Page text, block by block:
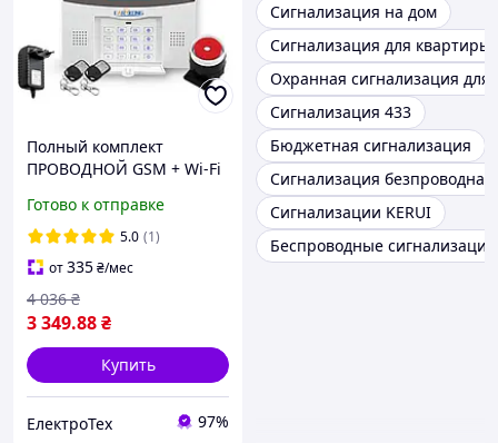
Полный комплект
ПРОВОДНОЙ GSM + Wi-Fi
PG500 / B2G / GSM30А
(комплект 10)
Готово к отправке
5.0 (1)
от335₴/мес
3 349.88₴
4 036 ₴
Купить
ЕлектроТех 97%
Сигнализация на дом
Сигнализация для квартиры
Охранная сигнализация для
Сигнализация 433
Бюджетная сигнализация
Сигнализация безпроводная
Сигнализации KERUI
Беспроводные сигнализации